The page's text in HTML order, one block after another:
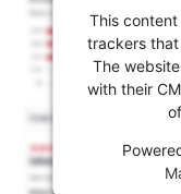
This
trackers
The
with their